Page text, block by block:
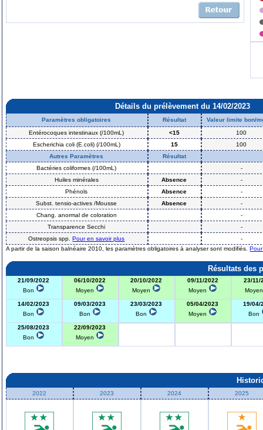
Détails du prélèvement du 14/02/2023
Paramètres obligatoires Résultat
Valeur limite bon/
Entérocoques intestinaux (/100mL)
<15
100
Escherichia coli (E.coli) (/100mL)
15
100
Autres Paramètres
Résultat
Bactéries coliformes (/100mL)
-
Huiles minérales
Absence
-
Phénols
Absence
-
Subst. tensio-actives /Mousse
Absence
-
Chang. anormal de coloration
-
Transparence Secchi
-
Ostreopsis spp.Pour en savoir plus
-
A partir de la saison balnéaire 2010, les paramètres obligatoires à analyser sont modifiés.
Résultats des
21/09/2022
Bon
06/10/2022
Moyen
20/10/2022
Moyen
09/11/2022
Moyen
23/11/
14/02/2023
Bon
09/03/2023
Bon
23/03/2023
Bon
05/04/2023
Moyen
19/04/
Bon
25/08/2023
Bon
22/09/2023
Moyen
2022 2023 2024 2025